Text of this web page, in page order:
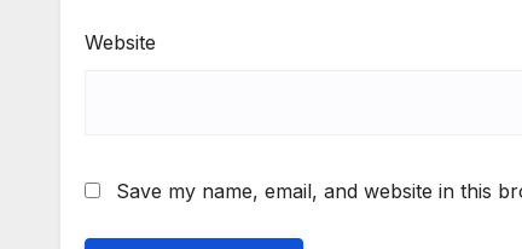
Website
Save my name, email, and website in this